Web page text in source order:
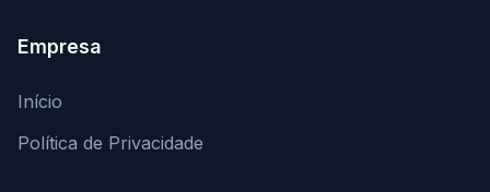
Empresa
Início
Política de Privacidade